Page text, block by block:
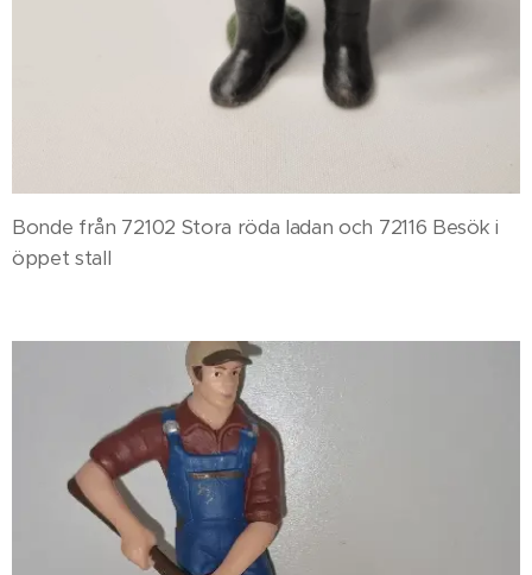
Bonde från 72102 Stora röda ladan och 72116 Besök i
öppet stall